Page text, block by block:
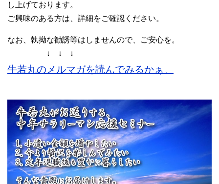
し上げております。
ご興味のある方は、詳細をご確認ください。
なお、執拗な勧誘等はしませんので、ご安心を。
↓ ↓ ↓
牛若丸のメルマガを読んでみるかぁ。